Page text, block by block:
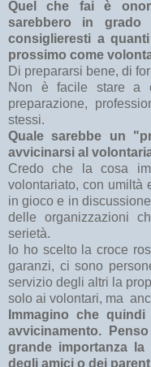
Quel che fai è
sarebbero in grado
consiglieresti a
prossimo come
Di prepararsi bene, di
Non è facile stare a
preparazione,
stessi.
Quale sarebbe un
avvicinarsi al
Credo che la cosa
volontariato, con umiltà
in gioco e in
delle organizzazioni
serietà.
Io ho scelto la croce
garanzi, ci sono
servizio degli altri la
solo ai volontari, ma
Immagino che
avvicinamento.
grande importanza
degli amici o dei